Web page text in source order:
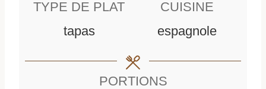
s
TYPE DE PLAT
tapas
CUISINE
espagnole
PORTIONS